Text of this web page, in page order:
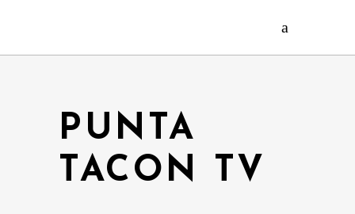
PUNTA
TACON TV